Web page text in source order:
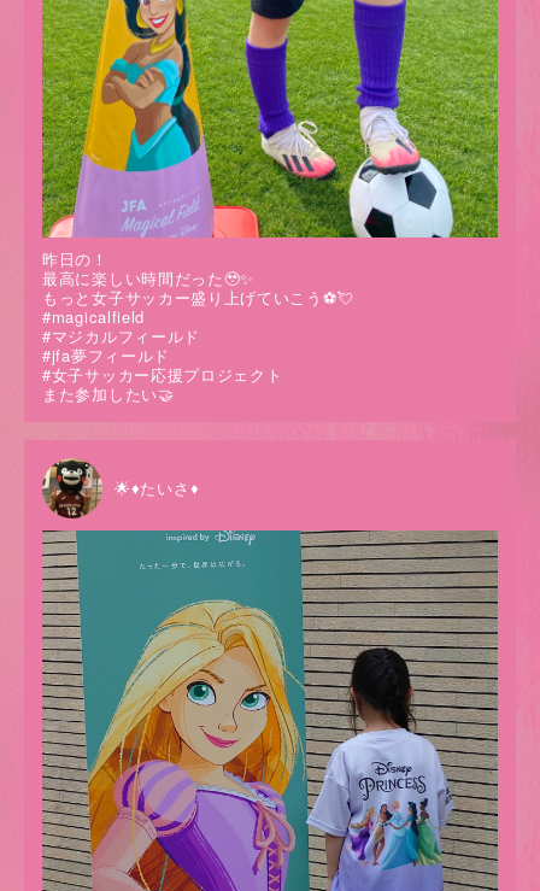
昨日の！
最高に楽しい時間だった🥹✨
もっと女子サッカー盛り上げていこう⚽️💘
#magicalfield
#マジカルフィールド
#jfa夢フィールド
#女子サッカー応援プロジェクト
また参加したい🤝
🌟♦たいさ♦